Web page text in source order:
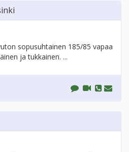
sopusuhtainen 185/85 vapaa
ja tukkainen. ...